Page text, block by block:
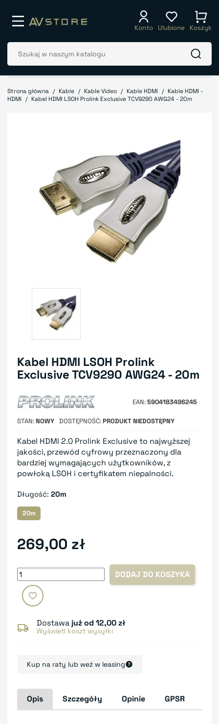
Konto Ulubione Koszyk
Strona główna Kable Kable Video Kable HDMI
Kable HDMI -
HDMI
Kabel HDMI LSOH Prolink Exclusive TCV9290 AWG24 - 20m
Kabel HDMI LSOH Prolink
Exclusive TCV9290 AWG24 - 20m
EAN 5904183496245
STAN NOWY DOSTĘPNOŚĆ PRODUKT NIEDOSTĘPNY
Kabel HDMI 2.0 Prolink Exclusive to najwyższej
jakości, przewód cyfrowy przeznaczony dla
bardziej wymagających użytkowników, z
powłoką LSOH i certyfikatem niepalności.
Długość: 20m
20m
269,00 zł
DODAJ DO KOSZYKA
Dostawa już od 12,00 zł
Wyświetl koszt wysyłki
Kup na raty lub weź w leasing
Opis Szczegóły Opinie GPSR